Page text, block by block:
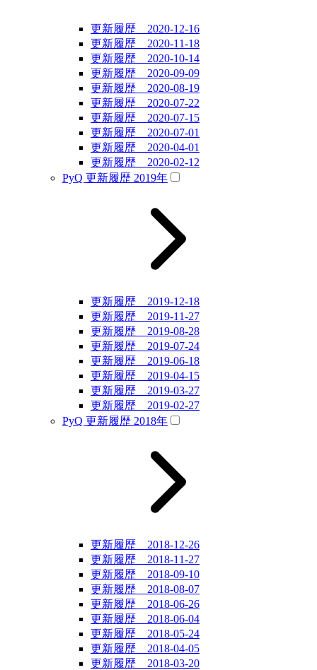
更新履歴 2020-12-16
更新履歴 2020-11-18
更新履歴 2020-10-14
更新履歴 2020-09-09
更新履歴 2020-08-19
更新履歴 2020-07-22
更新履歴 2020-07-15
更新履歴 2020-07-01
更新履歴 2020-04-01
更新履歴 2020-02-12
PyQ 更新履歴 2019年
更新履歴 2019-12-18
更新履歴 2019-11-27
更新履歴 2019-08-28
更新履歴 2019-07-24
更新履歴 2019-06-18
更新履歴 2019-04-15
更新履歴 2019-03-27
更新履歴 2019-02-27
PyQ 更新履歴 2018年
更新履歴 2018-12-26
更新履歴 2018-11-27
更新履歴 2018-09-10
更新履歴 2018-08-07
更新履歴 2018-06-26
更新履歴 2018-06-04
更新履歴 2018-05-24
更新履歴 2018-04-05
更新履歴 2018-03-20